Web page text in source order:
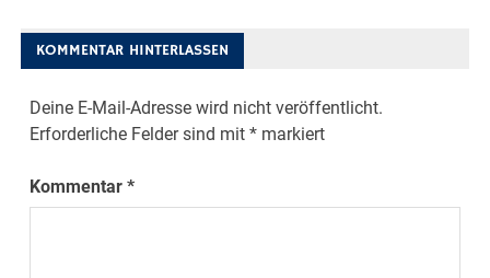
KOMMENTAR HINTERLASSEN
Deine E-Mail-Adresse wird nicht veröffentlicht.
Erforderliche Felder sind mit* markiert
Kommentar*